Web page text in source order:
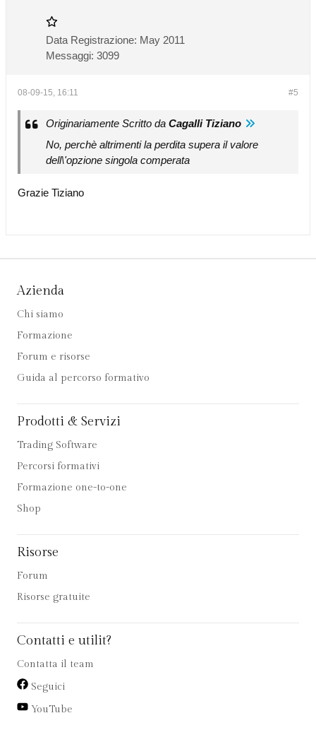
Data Registrazione: May 2011
Messaggi: 3099
#5
08-09-15, 16:11
Originariamente Scritto da Cagalli Tiziano
No, perchè altrimenti la perdita supera il valore
dell\'opzione singola comperata
Grazie Tiziano
Azienda
Chi siamo
Formazione
Forum e risorse
Guida al percorso formativo
Prodotti & Servizi
Trading Software
Percorsi formativi
Formazione one-to-one
Shop
Risorse
Forum
Risorse gratuite
Contatti e utilit?
Contatta il team
Seguici
YouTube